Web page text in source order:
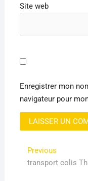
Site web
Enregistrer mon
navigateur pour
Navigation
de
PreviousPrevious
post:
transport colis